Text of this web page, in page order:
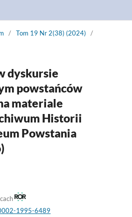
/ Tom 19 Nr 2(38) (2024)
/
dyskursie
powstańców
materiale
Historii
Powstania
1995-6489